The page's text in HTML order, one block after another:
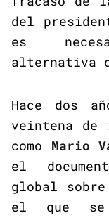
del
es
alternativa
Hace dos
veintena
como Mario
el
global
el que se